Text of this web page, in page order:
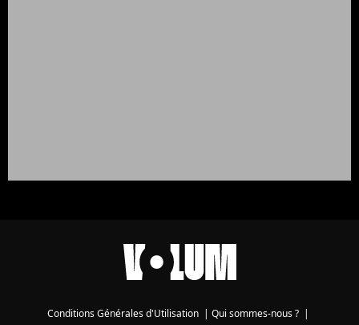
Conditions Générales d'Utilisation | Qui sommes-nous ? |